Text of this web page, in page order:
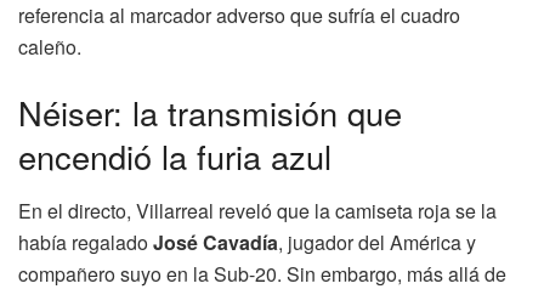
referencia al marcador adverso que sufría el cuadro
caleño.
Néiser: la transmisión que
encendió la furia azul
En el directo, Villarreal reveló que la camiseta roja se la
había regaladoJosé Cavadía, jugador del América y
compañero suyo en la Sub-20. Sin embargo, más allá de